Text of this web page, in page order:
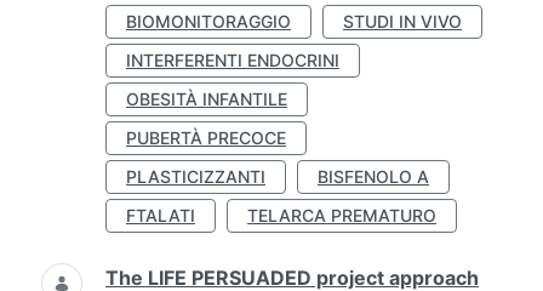
BIOMONITORAGGIO
STUDI IN VIVO
INTERFERENTI ENDOCRINI
OBESITÀ INFANTILE
PUBERTÀ PRECOCE
PLASTICIZZANTI
BISFENOLO A
FTALATI
TELARCA PREMATURO
The LIFE PERSUADED project approach